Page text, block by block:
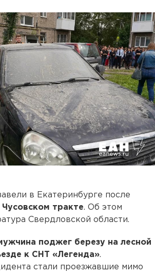
в Екатеринбурге после
тракте. Об этом
Свердловской области.
поджег березу на лесной
к СНТ «Легенда».
стали проезжавшие мимо